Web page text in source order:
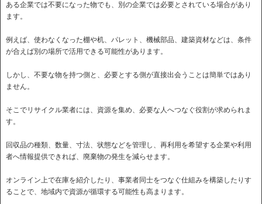
ある企業では不要になった物でも、別の企業では必要とされている場合があり
ます。
例えば、使わなくなった棚や机、パレット、機械部品、建築資材などは、条件
が合えば別の場所で活用できる可能性があります。
しかし、不要な物を持つ側と、必要とする側が直接出会うことは簡単ではあり
ません。
そこでリサイクル業者には、資源を集め、必要な人へつなぐ役割が求められま
す。
回収品の種類、数量、寸法、状態などを管理し、再利用を希望する企業や利用
者へ情報提供できれば、廃棄物の発生を減らせます。
オンライン上で在庫を紹介したり、事業者同士をつなぐ仕組みを構築したりす
ることで、地域内で資源が循環する可能性も高まります。